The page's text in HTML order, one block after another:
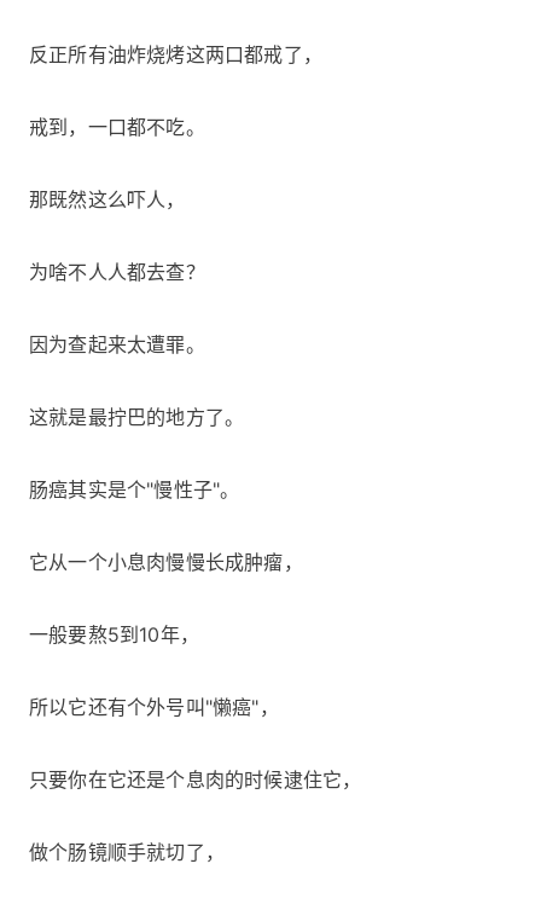
反正所有油炸烧烤这两口都戒了，
戒到，一口都不吃。
那既然这么吓人，
为啥不人人都去查？
因为查起来太遭罪。
这就是最拧巴的地方了。
肠癌其实是个"慢性子"。
它从一个小息肉慢慢长成肿瘤，
一般要熬5到10年，
所以它还有个外号叫"懒癌"，
只要你在它还是个息肉的时候逮住它，
做个肠镜顺手就切了，